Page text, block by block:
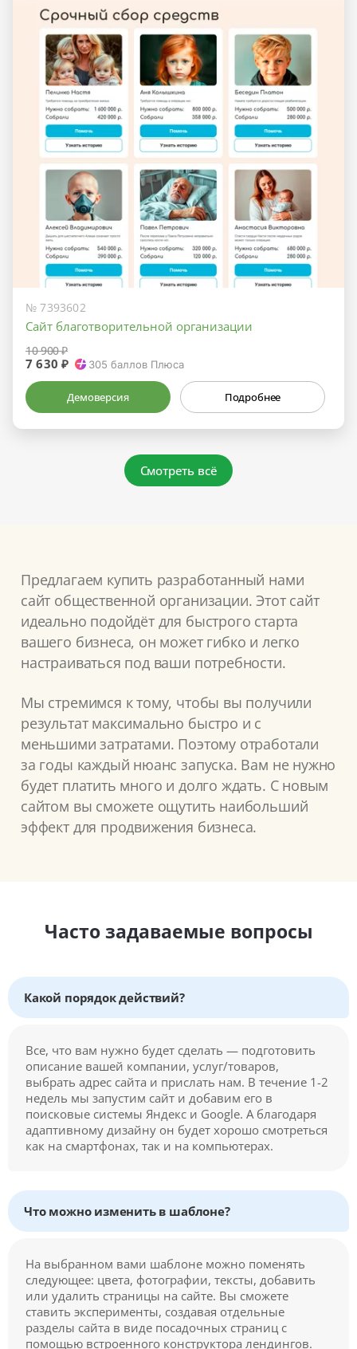
№ 7393602
Сайт благотворительной организации
10 900 ₽
7 630 ₽ 305 баллов Плюса
Демоверсия Подробнее
Смотреть всё
Предлагаем купить разработанный нами
сайт общественной организации. Этот сайт
идеально подойдёт для быстрого старта
вашего бизнеса, он может гибко и легко
настраиваться под ваши потребности.
Мы стремимся к тому, чтобы вы получили
результат максимально быстро и с
меньшими затратами. Поэтому отработали
за годы каждый нюанс запуска. Вам не нужно
будет платить много и долго ждать. С новым
сайтом вы сможете ощутить наибольший
эффект для продвижения бизнеса.
Часто задаваемые вопросы
Какой порядок действий?
Все, что вам нужно будет сделать — подготовить
описание вашей компании, услуг/товаров,
выбрать адрес сайта и прислать нам. В течение 1-2
недель мы запустим сайт и добавим его в
поисковые системы Яндекс и Google. А благодаря
адаптивному дизайну он будет хорошо смотреться
как на смартфонах, так и на компьютерах.
Что можно изменить в шаблоне?
На выбранном вами шаблоне можно поменять
следующее: цвета, фотографии, тексты, добавить
или удалить страницы на сайте. Вы сможете
ставить эксперименты, создавая отдельные
разделы сайта в виде посадочных страниц с
помощью встроенного конструктора лендингов.